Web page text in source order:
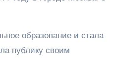
образование и стала
публику своим